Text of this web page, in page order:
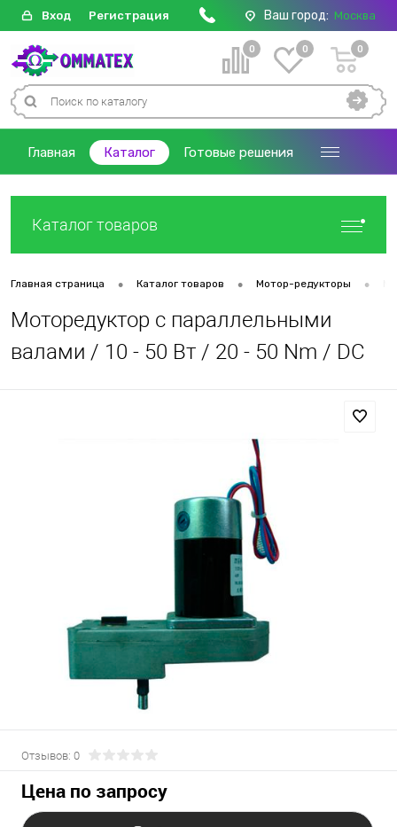
Вход Регистрация Ваш город: Москва
0 0 0
Главная Каталог Готовые решения
Каталог товаров
Главная страница • Каталог товаров • Мотор-редукторы •
Моторедуктор с параллельными
валами / 10 - 50 Вт / 20 - 50 Nm / DC
Отзывов: 0
Цена по запросу